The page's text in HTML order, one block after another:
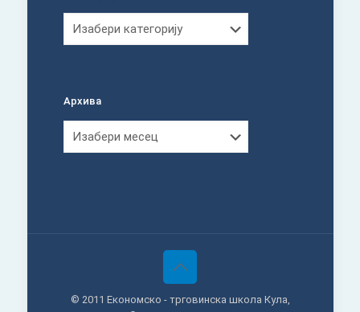
Архива
© 2011 Економско - трговинска школа Кула,